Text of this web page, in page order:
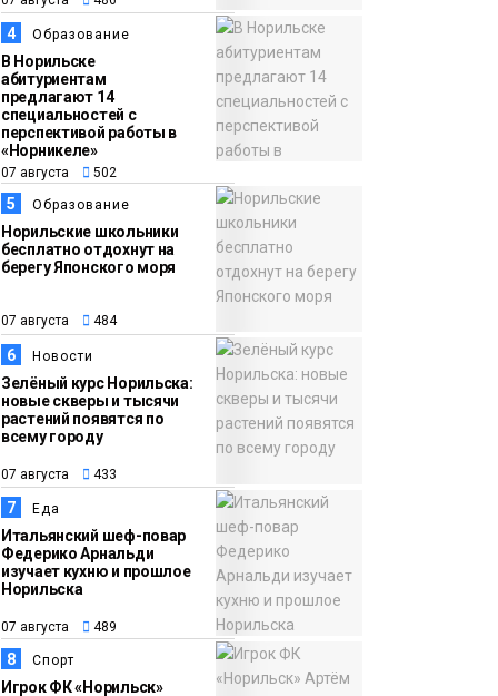
13:59
07 августа
Новости
«Домик Хоббитов» и
«Самолёт в облаках»
появятся в Кайеркане
4 Образование
В Норильске
абитуриентам
предлагают 14
специальностей с
перспективой работы в
«Норникеле»
07 августа 502
5 Образование
Норильские школьники
бесплатно отдохнут на
берегу Японского моря
07 августа 484
6 Новости
Зелёный курс Норильска:
новые скверы и тысячи
растений появятся по
всему городу
07 августа 433
7 Еда
Итальянский шеф-повар
Федерико Арнальди
изучает кухню и прошлое
Норильска
07 августа 489
8 Спорт
Игрок ФК «Норильск»